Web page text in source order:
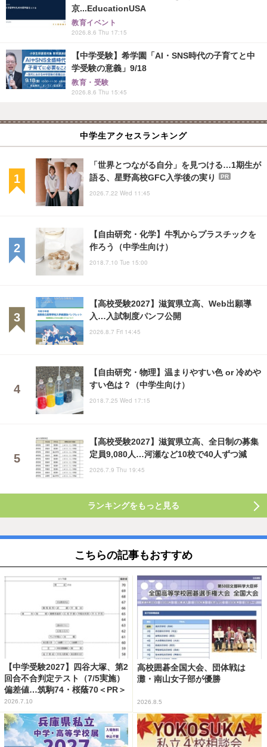
京...EducationUSA
教育イベント
2026.8.6 Thu 17:15
【中学受験】希学園「AI・SNS時代の子育てと中
学受験の意義」9/18
教育・受験
2026.8.6 Thu 15:45
中学生アクセスランキング
「世界とつながる自分」を見つける…1期生が
語る、星野高校GFC入学後の実り
PR
2026.7.22 Wed 11:45
【自由研究・化学】牛乳からプラスチックを
作ろう（中学生向け）
2018.7.10 Tue 15:00
【高校受験2027】滋賀県立高、Web出願導
入…入試制度パンフ公開
2026.8.7 Fri 14:45
【自由研究・物理】温まりやすい色 or 冷めや
すい色は？（中学生向け）
2018.7.25 Wed 17:15
【高校受験2027】滋賀県立高、全日制の募集
定員9,080人…河瀬など10校で40人ずつ減
2026.7.9 Thu 19:45
ランキングをもっと見る
こちらの記事もおすすめ
【中学受験2027】四谷大塚、第2
回合不合判定テスト（7/5実施）
偏差値…筑駒74・桜蔭70＜PR＞
2026.7.10
高校囲碁全国大会、団体戦は
灘・南山女子部が優勝
2026.8.5